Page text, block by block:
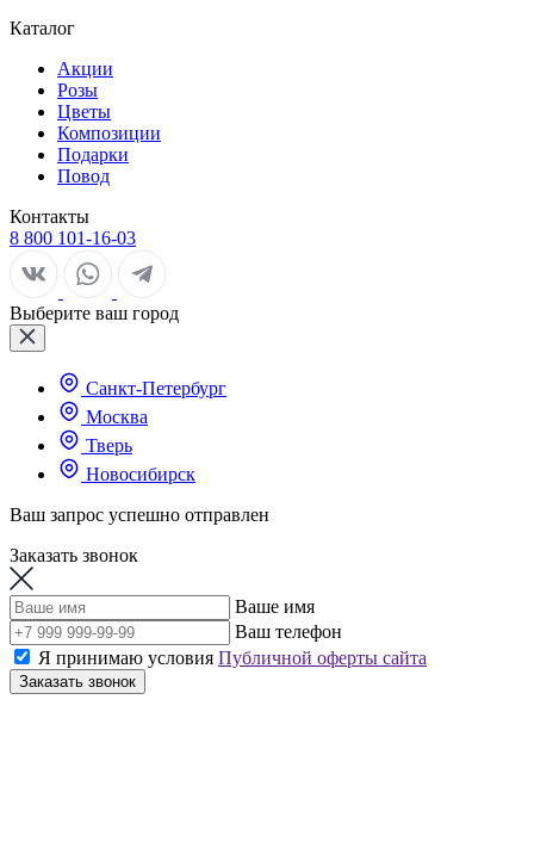
Каталог
Акции
Розы
Цветы
Композиции
Подарки
Повод
Контакты
8 800 101-16-03
Выберите ваш город
Санкт-Петербург
Москва
Тверь
Новосибирск
Ваш запрос успешно отправлен
Заказать звонок
Ваше имя
Ваш телефон
Я принимаю условия Публичной оферты сайта
Заказать звонок